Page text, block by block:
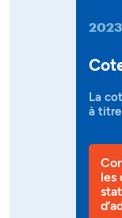
2023
La
à
les